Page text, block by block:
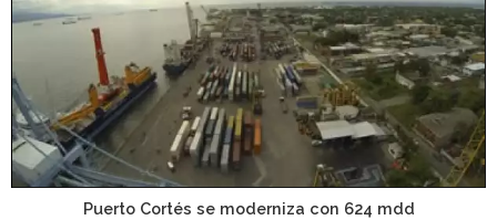
Puerto Cortés se moderniza con 624 mdd